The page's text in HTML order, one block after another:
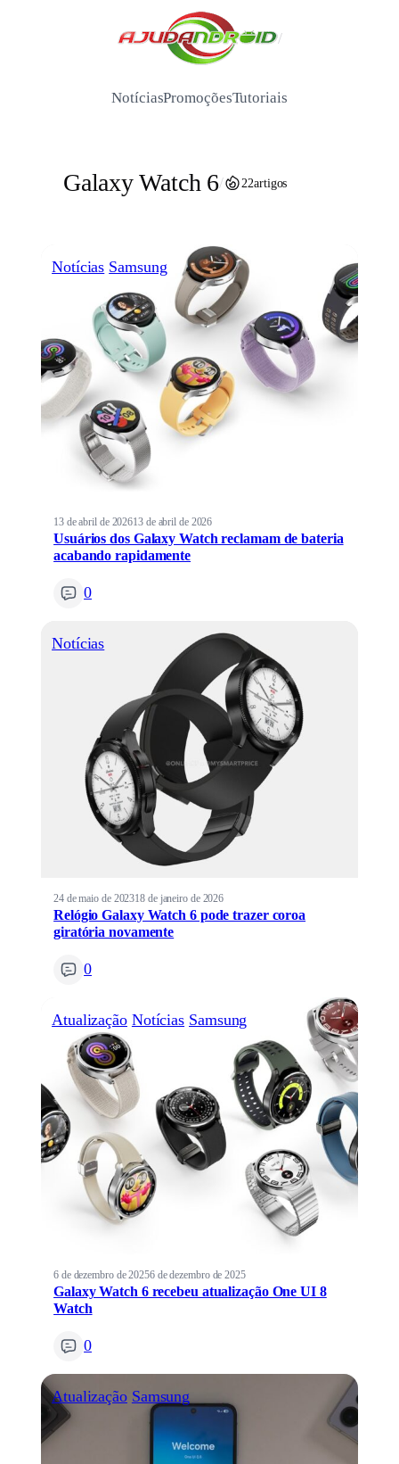
/
NotíciasPromoçõesTutoriais
Galaxy Watch 6/ 22artigos
Notícias Samsung
13 de abril de 202613 de abril de 2026
Usuários dos Galaxy Watch reclamam de bateria
acabando rapidamente
0
Notícias
24 de maio de 202318 de janeiro de 2026
Relógio Galaxy Watch 6 pode trazer coroa
giratória novamente
0
Atualização Notícias Samsung
6 de dezembro de 20256 de dezembro de 2025
Galaxy Watch 6 recebeu atualização One UI 8
Watch
0
Atualização Samsung